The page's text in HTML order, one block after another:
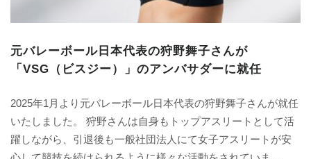
元バレーボール日本代表の狩野舞子さんが
「VSG（ビスジー）」のアンバサダーに就任
2025年1月より元バレーボール日本代表の狩野舞子さんが就任
いたしました。 狩野さんは自身もトップアスリートとして活
躍しながら、引退後も一般社団法人にて女子アスリートが安